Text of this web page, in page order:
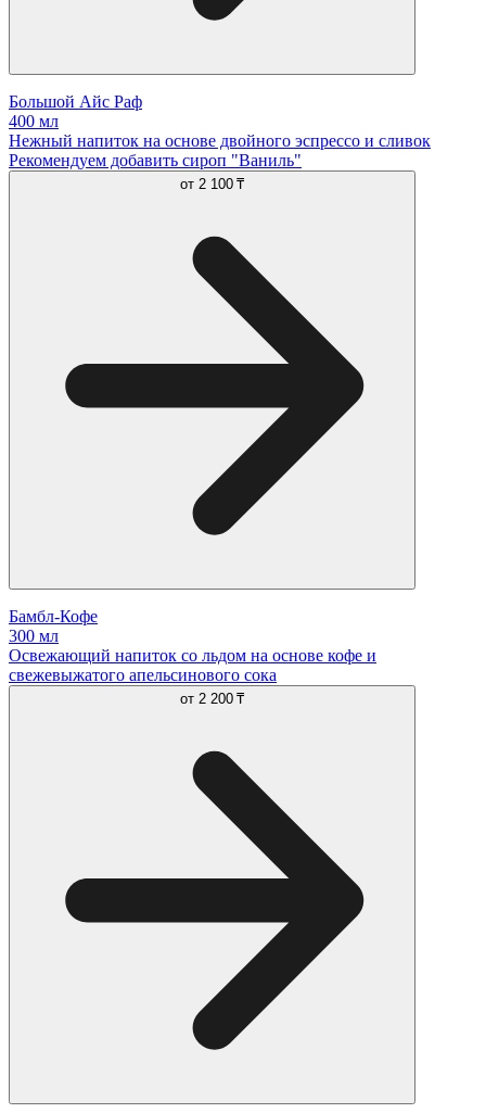
Большой Айс Раф
400 мл
Нежный напиток на основе двойного эспрессо и сливок
Рекомендуем добавить сироп "Ваниль"
от 2 100 ₸
Бамбл-Кофе
300 мл
Освежающий напиток со льдом на основе кофе и
свежевыжатого апельсинового сока
от 2 200 ₸